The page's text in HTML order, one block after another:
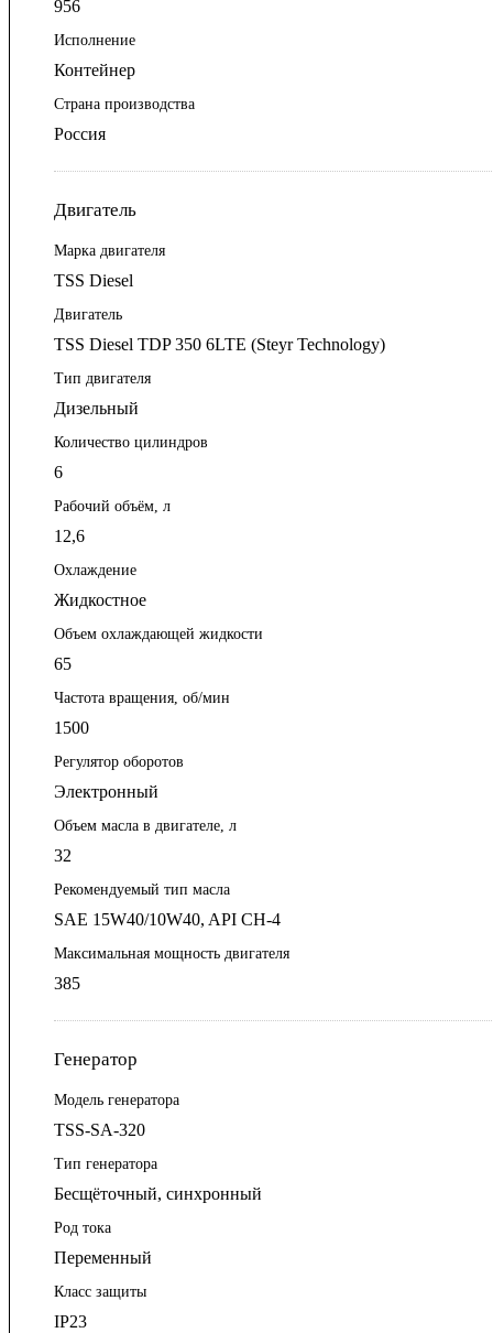
956
Исполнение
Контейнер
Страна производства
Россия
Двигатель
Марка двигателя
TSS Diesel
Двигатель
TSS Diesel TDP 350 6LTE (Steyr Technology)
Тип двигателя
Дизельный
Количество цилиндров
6
Рабочий объём, л
12,6
Охлаждение
Жидкостное
Объем охлаждающей жидкости
65
Частота вращения, об/мин
1500
Регулятор оборотов
Электронный
Объем масла в двигателе, л
32
Рекомендуемый тип масла
SAE 15W40/10W40, API CH-4
Максимальная мощность двигателя
385
Генератор
Модель генератора
TSS-SA-320
Тип генератора
Бесщёточный, синхронный
Род тока
Переменный
Класс защиты
IP23